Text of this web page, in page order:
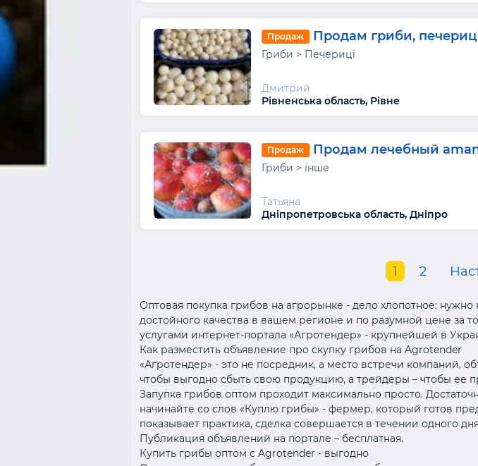
Продаж Продам гриби,
Гриби > Печериці
Дмитрий
Рівненська область, Рівне
Продаж Продам лечебный
Гриби > інше
Татьяна
Дніпропетровська область, Дніпро
1 2
Оптовая покупка грибов на агрорынке - дело хлопотное:
достойного качества в вашем регионе и по разумной цене за
услугами интернет-портала «Агротендер» - крупнейшей в
Как разместить объявление про скупку грибов на Agrotender
«Агротендер» - это не посредник, а место встречи компаний,
чтобы выгодно сбыть свою продукцию, а трейдеры – чтобы ее
Запупка грибов оптом проходит максимально просто.
начинайте со слов «Куплю грибы» - фермер, который готов
показывает практика, сделка совершается в течении одного
Публикация объявлений на портале – бесплатная.
Купить грибы оптом с Agrotender - выгодно